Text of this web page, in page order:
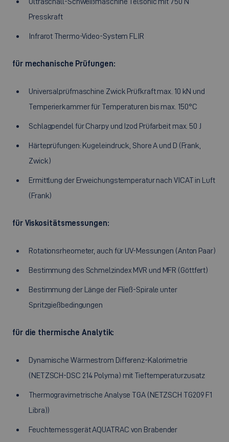
Presskraft
Infrarot Thermo-Video-System FLIR
für mechanische Prüfungen:
Universalprüfmaschine Zwick Prüfkraft max. 10 kN und
Temperierkammer für Temperaturen bis max. 150°C
Schlagpendel für Charpy und Izod Prüfarbeit max. 50 J
Härteprüfungen: Kugeleindruck, Shore A und D (Frank,
Zwick)
Ermittlung der Erweichungstemperatur nach VICAT in Luft
(Frank)
für Viskositätsmessungen:
Rotationsrheometer, auch für UV-Messungen (Anton Paar)
Bestimmung des Schmelzindex MVR und MFR (Göttfert)
Bestimmung der Länge der Fließ-Spirale unter
Spritzgießbedingungen
für die thermische Analytik:
Dynamische Wärmestrom Differenz-Kalorimetrie
(NETZSCH-DSC 214 Polyma) mit Tieftemperaturzusatz
Thermogravimetrische Analyse TGA (NETZSCH TG209 F1
Libra))
Feuchtemessgerät AQUATRAC von Brabender